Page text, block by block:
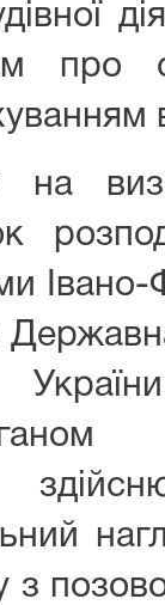
про
на
Івано-
з